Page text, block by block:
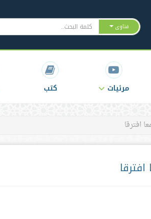
فتاوى
مرئيات كتب
افترقا